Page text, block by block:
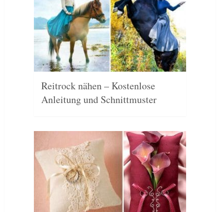
Reitrock nähen – Kostenlose
Anleitung und Schnittmuster